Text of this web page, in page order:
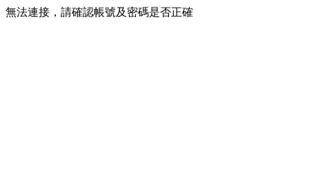
無法連接，請確認帳號及密碼是否正確